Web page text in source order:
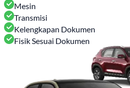
Mesin
Transmisi
Kelengkapan Dokumen
Fisik Sesuai Dokumen